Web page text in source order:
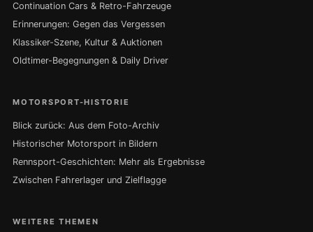
Continuation Cars & Retro-Fahrzeuge
Erinnerungen: Gegen das Vergessen
Klassiker-Szene, Kultur & Auktionen
Oldtimer-Begegnungen & Daily Driver
MOTORSPORT-HISTORIE
Blick zurück: Aus dem Foto-Archiv
Historischer Motorsport in Bildern
Rennsport-Geschichten: Mehr als Ergebnisse
Zwischen Fahrerlager und Zielflagge
WEITERE THEMEN